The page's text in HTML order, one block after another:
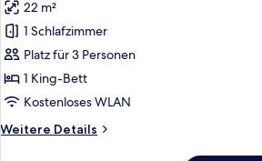
Standard-
Doppelzimmer
anzeigen
22 m²
1 Schlafzimmer
Platz für 3 Personen
1 King-Bett
Kostenloses WLAN
Weitere Details
Weitere